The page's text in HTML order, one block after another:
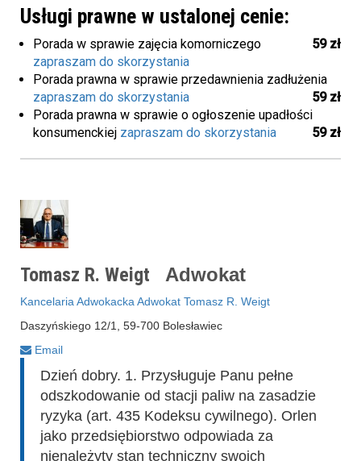
Usługi prawne w ustalonej cenie:
Porada w sprawie zajęcia komorniczego
59 zł
zapraszam do skorzystania
Porada prawna w sprawie przedawnienia zadłużenia
59 zł
zapraszam do skorzystania
Porada prawna w sprawie o ogłoszenie upadłości
konsumenckiej
59 zł
zapraszam do skorzystania
Tomasz R. Weigt Adwokat
Kancelaria Adwokacka Adwokat Tomasz R. Weigt
Daszyńskiego 12/1, 59-700 Bolesławiec
Email
Dzień dobry. 1. Przysługuje Panu pełne
odszkodowanie od stacji paliw na zasadzie
ryzyka (art. 435 Kodeksu cywilnego). Orlen
jako przedsiębiorstwo odpowiada za
nienależyty stan techniczny swoich